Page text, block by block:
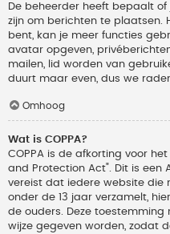
De beheerder heeft bepaalt
zijn om berichten te plaatsen.
bent, kan je meer functies
avatar opgeven,
mailen, lid worden van
duurt maar even, dus we
Omhoog
Wat is COPPA?
COPPA is de afkorting voor het
and Protection Act". Dit is een
vereist dat iedere website die
onder de 13 jaar verzamelt,
de ouders. Deze
wijze gegeven worden, zodat